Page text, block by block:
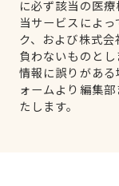
に必ず該当の医療
当サービスによ
ク、および株式
負わないものとし
情報に誤りがあ
ォームより編集
たします。